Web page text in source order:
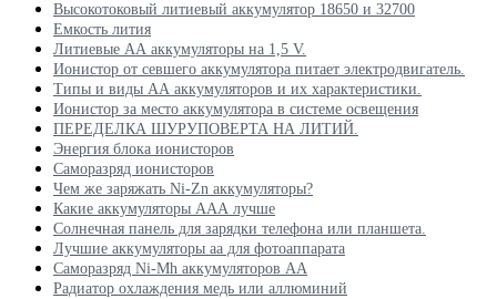
Высокотоковый литиевый аккумулятор 18650 и 32700
Емкость лития
Литиевые АА аккумуляторы на 1,5 V.
Ионистор от севшего аккумулятора питает электродвигатель.
Типы и виды АА аккумуляторов и их характеристики.
Ионистор за место аккумулятора в системе освещения
ПЕРЕДЕЛКА ШУРУПОВЕРТА НА ЛИТИЙ.
Энергия блока ионисторов
Саморазряд ионисторов
Чем же заряжать Ni-Zn аккумуляторы?
Какие аккумуляторы ААА лучше
Солнечная панель для зарядки телефона или планшета.
Лучшие аккумуляторы аа для фотоаппарата
Саморазряд Ni-Mh аккумуляторов АА
Радиатор охлаждения медь или аллюминий